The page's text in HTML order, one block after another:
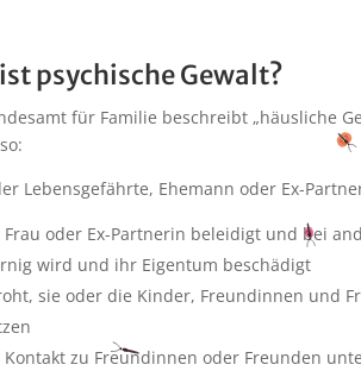
psychische Gewalt?
für Familie beschreibt „häusliche
Lebensgefährte, Ehemann oder Ex-
Frau oder Ex-Partnerin beleidigt und bei
wird und ihr Eigentum beschädigt
sie oder die Kinder, Freundinnen und
zu Freundinnen oder Freunden